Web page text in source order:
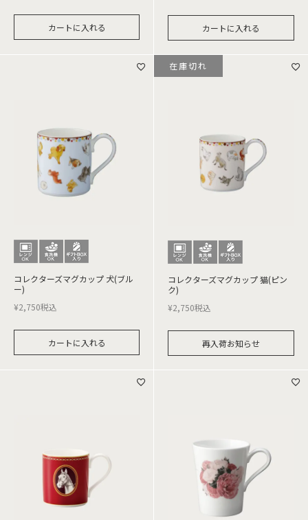
カートに入れる カートに入れる
コレクターズマグカップ 犬(ブル
ー)
¥2,750税込
カートに入れる
コレクターズマグカップ 猫(ピン
ク)
¥2,750税込
再入荷お知らせ
在庫切れ